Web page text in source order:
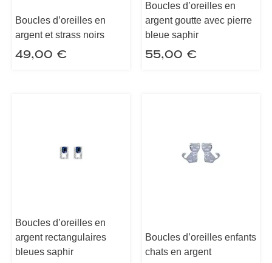
Boucles d’oreilles en
argent et strass noirs
49,00 €
Boucles d’oreilles en
argent goutte avec pierre
bleue saphir
55,00 €
Boucles d’oreilles en
argent rectangulaires
bleues saphir
Boucles d’oreilles enfants
chats en argent